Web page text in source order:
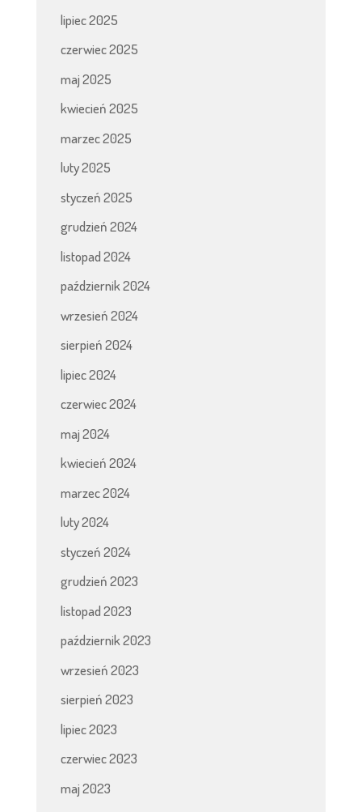
lipiec 2025
czerwiec 2025
maj 2025
kwiecień 2025
marzec 2025
luty 2025
styczeń 2025
grudzień 2024
listopad 2024
październik 2024
wrzesień 2024
sierpień 2024
lipiec 2024
czerwiec 2024
maj 2024
kwiecień 2024
marzec 2024
luty 2024
styczeń 2024
grudzień 2023
listopad 2023
październik 2023
wrzesień 2023
sierpień 2023
lipiec 2023
czerwiec 2023
maj 2023